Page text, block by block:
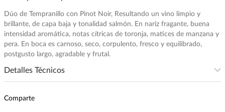
Dúo de Tempranillo con Pinot Noir, Resultando un vino limpio y
brillante, de capa baja y tonalidad salmón. En nariz fragante, buena
intensidad aromática, notas cítricas de toronja, matices de manzana y
pera. En boca es carnoso, seco, corpulento, fresco y equilibrado,
postgusto largo, agradable y frutal.
Detalles Técnicos
Presentación
Comparte